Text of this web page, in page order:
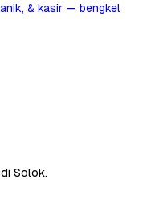
& kasir — bengkel
Solok.